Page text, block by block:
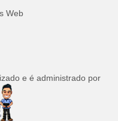
e é administrado por